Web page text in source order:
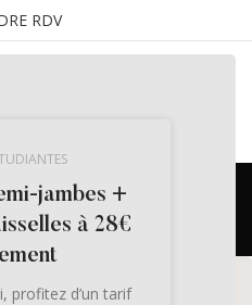
jambes +
à 28€
profitez d’un tarif
RDV
balises : prix